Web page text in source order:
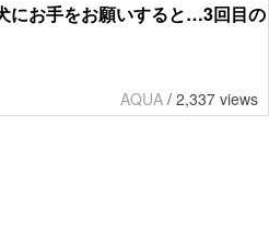
にお手をお願いすると…3回目の
AQUA / 2,337 views